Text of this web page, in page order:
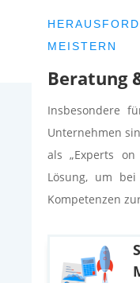
MEISTERN
Beratung
Insbesondere
Unternehmen
als „Experts on
Lösung, um
Kompetenzen